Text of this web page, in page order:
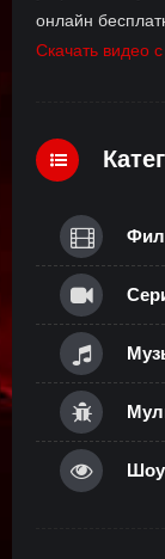
онлайн
Скачать видео
Шоу